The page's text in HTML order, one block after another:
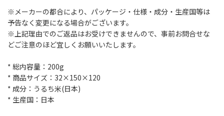
※メーカーの都合により、パッケージ・仕様・成分・生産国等は
予告なく変更になる場合がございます。
※上記理由でのご返品はお受けできませんので、事前お問合せな
どご注意のほど宜しくお願いいたします。
* 総内容量：200g
* 商品サイズ：32×150×120
* 成分：うるち米(日本)
* 生産国：日本